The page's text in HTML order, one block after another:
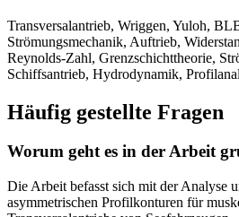
Transversalantrieb, Wriggen, Yuloh,
Strömungsmechanik, Auftrieb,
Reynolds-Zahl, Grenzschichttheorie,
Schiffsantrieb, Hydrodynamik,
Häufig gestellte Fragen
Worum geht es in der Arbeit
Die Arbeit befasst sich mit der Analyse
asymmetrischen Profilkonturen für